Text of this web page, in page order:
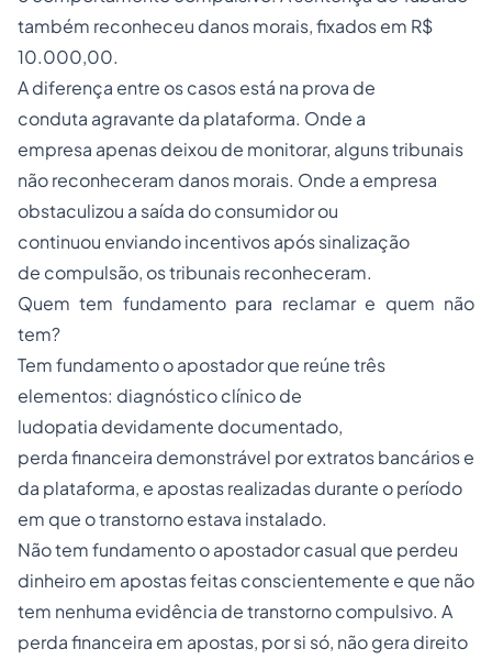
também reconheceu danos morais, fixados em R$
10.000,00.
A diferença entre os casos está na prova de
conduta agravante da plataforma. Onde a
empresa apenas deixou de monitorar, alguns tribunais
não reconheceram danos morais. Onde a empresa
obstaculizou a saída do consumidor ou
continuou enviando incentivos após sinalização
de compulsão, os tribunais reconheceram.
Quem tem fundamento para reclamar e quem não
tem?
Tem fundamento o apostador que reúne três
elementos: diagnóstico clínico de
ludopatia devidamente documentado,
perda financeira demonstrável por extratos bancários e
da plataforma, e apostas realizadas durante o período
em que o transtorno estava instalado.
Não tem fundamento o apostador casual que perdeu
dinheiro em apostas feitas conscientemente e que não
tem nenhuma evidência de transtorno compulsivo. A
perda financeira em apostas, por si só, não gera direito